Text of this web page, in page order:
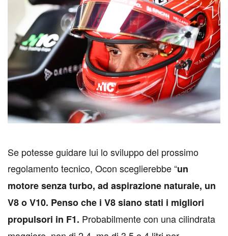
Se potesse guidare lui lo sviluppo del prossimo
regolamento tecnico, Ocon sceglierebbe “un
motore senza turbo, ad aspirazione naturale, un
V8 o V10. Penso che i V8 siano stati i migliori
propulsori in F1. Probabilmente con una cilindrata